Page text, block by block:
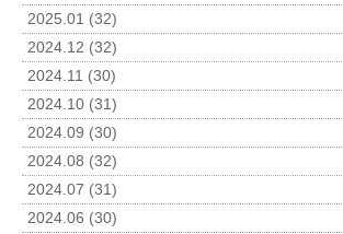
2025.01 (32)
2024.12 (32)
2024.11 (30)
2024.10 (31)
2024.09 (30)
2024.08 (32)
2024.07 (31)
2024.06 (30)